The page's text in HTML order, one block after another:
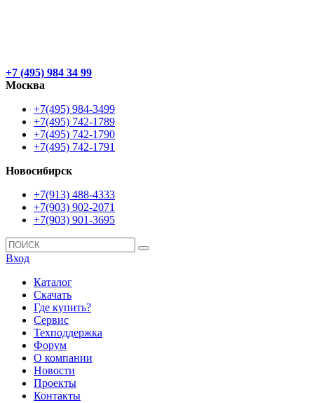
+7 (495) 984 34 99
Москва
+7(495) 984-3499
+7(495) 742-1789
+7(495) 742-1790
+7(495) 742-1791
Новосибирск
+7(913) 488-4333
+7(903) 902-2071
+7(903) 901-3695
Вход
Каталог
Скачать
Где купить?
Сервис
Техподдержка
Форум
О компании
Новости
Проекты
Контакты